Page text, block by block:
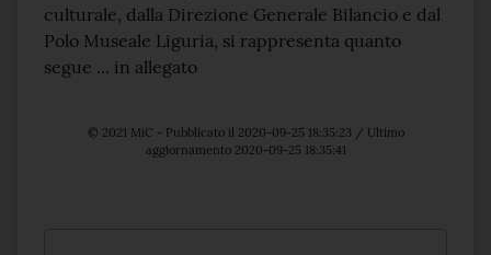
culturale, dalla Direzione Generale Bilancio e dal
Polo Museale Liguria, si rappresenta quanto
segue ... in allegato
© 2021 MiC - Pubblicato il 2020-09-25 18:35:23 / Ultimo
aggiornamento 2020-09-25 18:35:41